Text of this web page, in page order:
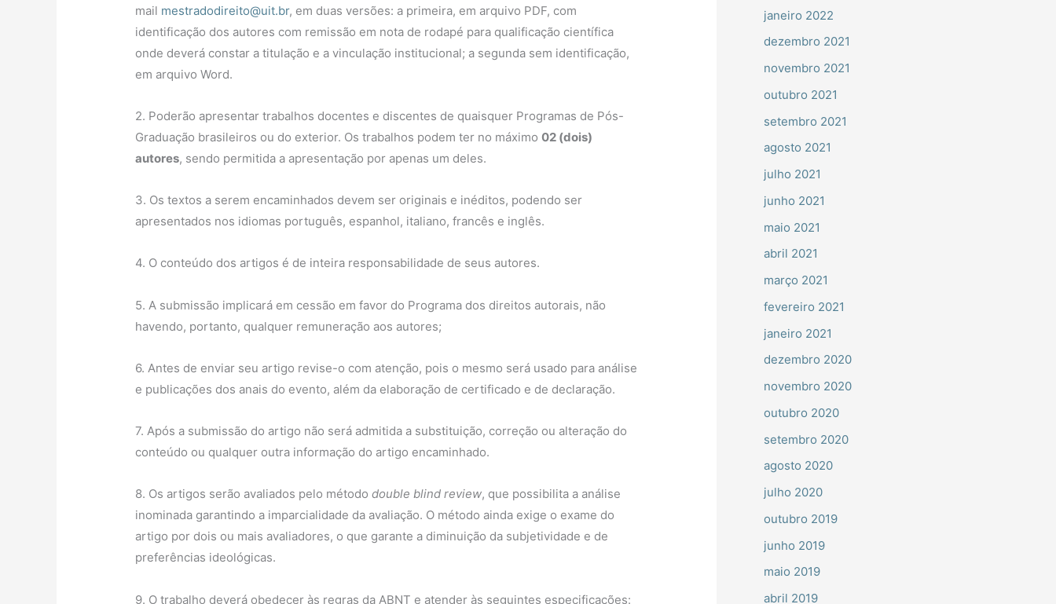
mail mestradodireito@uit.br, em duas versões: a primeira, em arquivo PDF, com
identificação dos autores com remissão em nota de rodapé para qualificação científica
onde deverá constar a titulação e a vinculação institucional; a segunda sem identificação,
em arquivo Word.
2. Poderão apresentar trabalhos docentes e discentes de quaisquer Programas de Pós-
Graduação brasileiros ou do exterior. Os trabalhos podem ter no máximo02 (dois)
autores, sendo permitida a apresentação por apenas um deles.
3. Os textos a serem encaminhados devem ser originais e inéditos, podendo ser
apresentados nos idiomas português, espanhol, italiano, francês e inglês.
4. O conteúdo dos artigos é de inteira responsabilidade de seus autores.
5. A submissão implicará em cessão em favor do Programa dos direitos autorais, não
havendo, portanto, qualquer remuneração aos autores;
6. Antes de enviar seu artigo revise-o com atenção, pois o mesmo será usado para análise
e publicações dos anais do evento, além da elaboração de certificado e de declaração.
7. Após a submissão do artigo não será admitida a substituição, correção ou alteração do
conteúdo ou qualquer outra informação do artigo encaminhado.
8. Os artigos serão avaliados pelo métododouble blind review, que possibilita a análise
inominada garantindo a imparcialidade da avaliação. O método ainda exige o exame do
artigo por dois ou mais avaliadores, o que garante a diminuição da subjetividade e de
preferências ideológicas.
9. O trabalho deverá obedecer às regras da ABNT e atender às seguintes especificações:
janeiro 2022
dezembro 2021
novembro 2021
outubro 2021
setembro 2021
agosto 2021
julho 2021
junho 2021
maio 2021
abril 2021
março 2021
fevereiro 2021
janeiro 2021
dezembro 2020
novembro 2020
outubro 2020
setembro 2020
agosto 2020
julho 2020
outubro 2019
junho 2019
maio 2019
abril 2019